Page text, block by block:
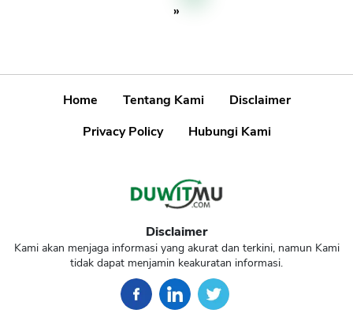
»
Home Tentang Kami
Disclaimer
Privacy Policy
Hubungi Kami
Disclaimer
Kami akan menjaga informasi yang akurat dan terkini, namun Kami
tidak dapat menjamin keakuratan informasi.